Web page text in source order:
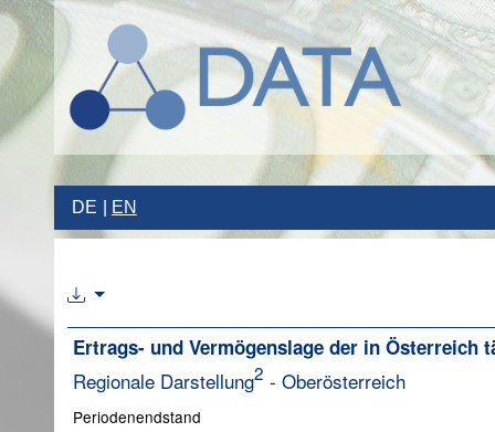
DE EN
Ertrags- und Vermögenslage der in Österreich
Regionale Darstellung2 - Oberösterreich
Periodenendstand